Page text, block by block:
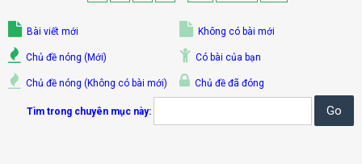
Bài viết mới
Chủ đề nóng (Mới)
Chủ đề nóng (Không có bài mới)
Không có bài mới
Có bài của bạn
Chủ đề đã đóng
Tìm trong chuyên mục này: